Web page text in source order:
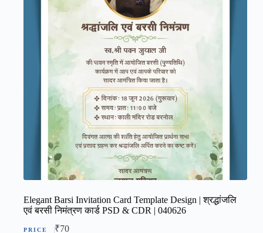
Elegant Barsi Invitation Card Template Design | श्रद्धांजलि
एवं बरसी निमंत्रण कार्ड PSD & CDR | 040626
₹70